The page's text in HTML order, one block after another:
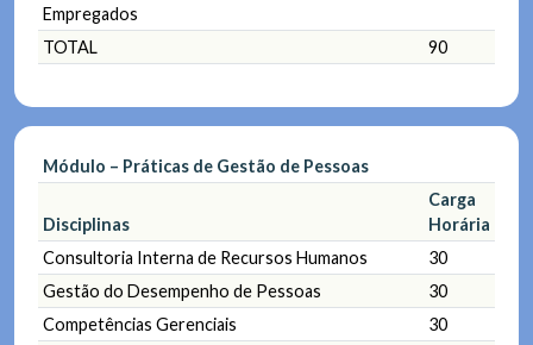
Empregados
TOTAL 90
Módulo – Práticas de Gestão de Pessoas
Disciplinas
Carga
Horária
Consultoria Interna de Recursos Humanos
30
Gestão do Desempenho de Pessoas
30
Competências Gerenciais
30